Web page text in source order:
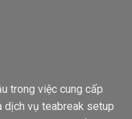
trong việc cung cấp
dịch vụ teabreak setup